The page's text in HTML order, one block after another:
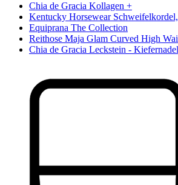
Chia de Gracia Kollagen +
Kentucky Horsewear
Equiprana The Collection
Reithose Maja Glam Curved High
Chia de Gracia Leckstein -